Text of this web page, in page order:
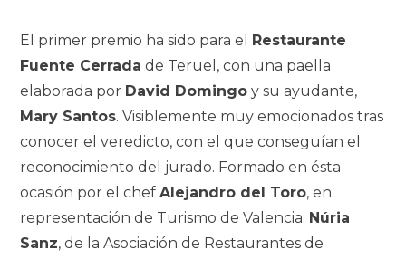
El primer premio ha sido para el
Restaurante
Fuente Cerrada de Teruel, con una paella
elaborada por David Domingo y su ayudante,
Mary Santos. Visiblemente muy emocionados tras
conocer el veredicto, con el que conseguían el
reconocimiento del jurado. Formado en ésta
ocasión por el chefAlejandro del Toro, en
representación de Turismo de Valencia; Núria
Sanz, de la Asociación de Restaurantes de